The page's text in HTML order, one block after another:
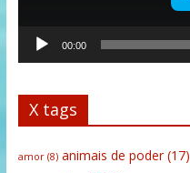
00:00
X tags
amor(8) animais de poder(17)